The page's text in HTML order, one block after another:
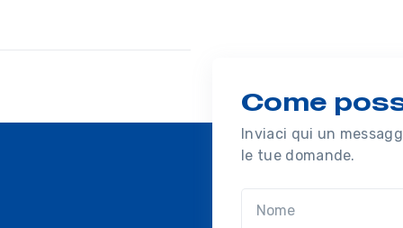
Come
Inviaci qui un
le tue domande.